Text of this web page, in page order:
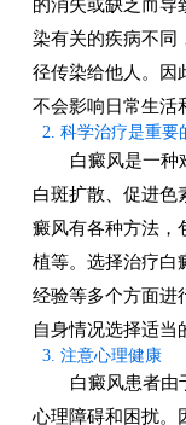
染有关的疾病不同
径传染给他人。因
不会影响日常生活
2. 科学治疗是重要
白癜风是一种
白斑扩散、促进色
癜风有各种方法，
植等。选择治疗白
经验等多个方面进
自身情况选择适当
3. 注意心理健康
白癜风患者由
心理障碍和困扰。